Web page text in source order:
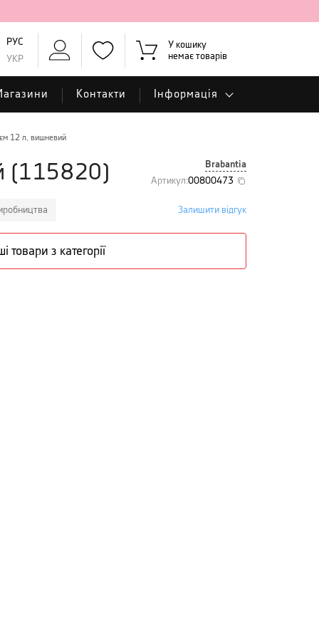
РУС
УКР
У кошику
немає товарів
Контакти Інформація
12 л, вишневий
( 115820 )
Brabantia
Артикул:00800473
Залишити відгук
товари з категорії